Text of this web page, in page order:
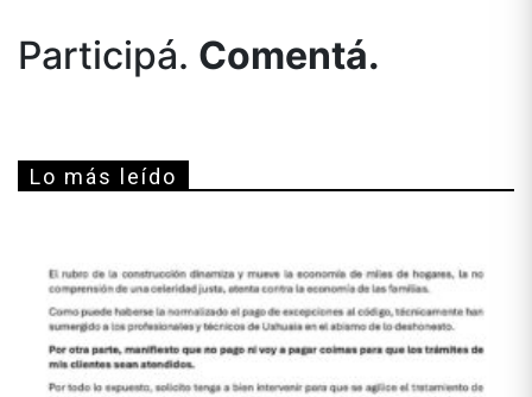
Participá. Comentá.
Lo más leído